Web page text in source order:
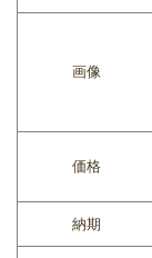
画像
価格
納期